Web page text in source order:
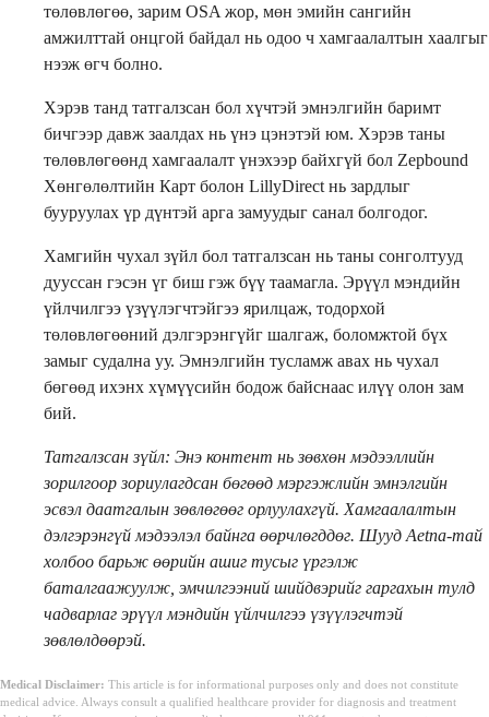
төлөвлөгөө, зарим OSA жор, мөн эмийн сангийн
амжилттай онцгой байдал нь одоо ч хамгаалалтын хаалгыг
нээж өгч болно.
Хэрэв танд татгалзсан бол хүчтэй эмнэлгийн баримт
бичгээр давж заалдах нь үнэ цэнэтэй юм. Хэрэв таны
төлөвлөгөөнд хамгаалалт үнэхээр байхгүй бол Zepbound
Хөнгөлөлтийн Карт болон LillyDirect нь зардлыг
бууруулах үр дүнтэй арга замуудыг санал болгодог.
Хамгийн чухал зүйл бол татгалзсан нь таны сонголтууд
дууссан гэсэн үг биш гэж бүү таамагла. Эрүүл мэндийн
үйлчилгээ үзүүлэгчтэйгээ ярилцаж, тодорхой
төлөвлөгөөний дэлгэрэнгүйг шалгаж, боломжтой бүх
замыг судална уу. Эмнэлгийн тусламж авах нь чухал
бөгөөд ихэнх хүмүүсийн бодож байснаас илүү олон зам
бий.
Татгалзсан зүйл: Энэ контент нь зөвхөн мэдээллийн
зорилгоор зориулагдсан бөгөөд мэргэжлийн эмнэлгийн
эсвэл даатгалын зөвлөгөөг орлуулахгүй. Хамгаалалтын
дэлгэрэнгүй мэдээлэл байнга өөрчлөгддөг. Шууд Aetna-тай
холбоо барьж өөрийн ашиг тусыг үргэлж
баталгаажуулж, эмчилгээний шийдвэрийг гаргахын тулд
чадварлаг эрүүл мэндийн үйлчилгээ үзүүлэгчтэй
зөвлөлдөөрэй.
Medical Disclaimer: This article is for informational purposes only and does not constitute
medical advice. Always consult a qualified healthcare provider for diagnosis and treatment